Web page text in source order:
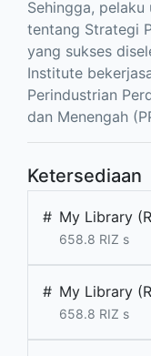
Sehingga,
tentang Strategi
yang sukses
Institute
Perindustrian
dan Menengah
Ketersediaan
# My Library
658.8 RIZ s
# My Library
658.8 RIZ s